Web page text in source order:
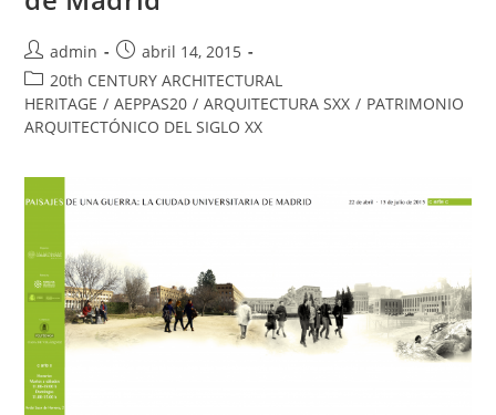
admin
abril 14, 2015
20th CENTURY ARCHITECTURAL
HERITAGE / AEPPAS20 / ARQUITECTURA SXX / PATRIMONIO
ARQUITECTÓNICO DEL SIGLO XX